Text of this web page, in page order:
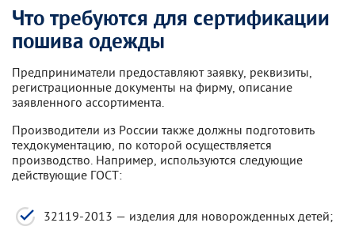
Что требуются для сертификации
пошива одежды
Предприниматели предоставляют заявку, реквизиты,
регистрационные документы на фирму, описание
заявленного ассортимента.
Производители из России также должны подготовить
техдокументацию, по которой осуществляется
производство. Например, используются следующие
действующие ГОСТ:
32119-2013 — изделия для новорожденных детей;